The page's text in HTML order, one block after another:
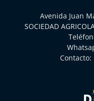
Avenida Juan
SOCIEDAD
Contacto: